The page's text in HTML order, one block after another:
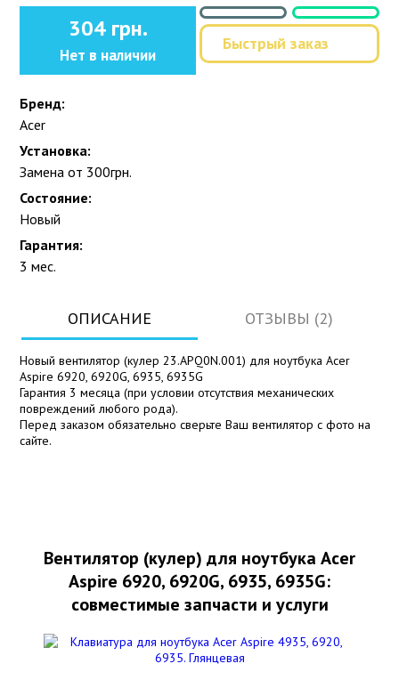
304 грн.
Нет в наличии
Быстрый заказ
Бренд:
Acer
Установка:
Замена от 300грн.
Состояние:
Новый
Гарантия:
3 мес.
ОПИСАНИЕ ОТЗЫВЫ (2)
Новый вентилятор (кулер 23.APQ0N.001) для ноутбука Acer
Aspire 6920, 6920G, 6935, 6935G
Гарантия 3 месяца (при условии отсутствия механических
повреждений любого рода).
Перед заказом обязательно сверьте Ваш вентилятор с фото на
сайте.
Вентилятор (кулер) для ноутбука Acer
Aspire 6920, 6920G, 6935, 6935G:
совместимые запчасти и услуги